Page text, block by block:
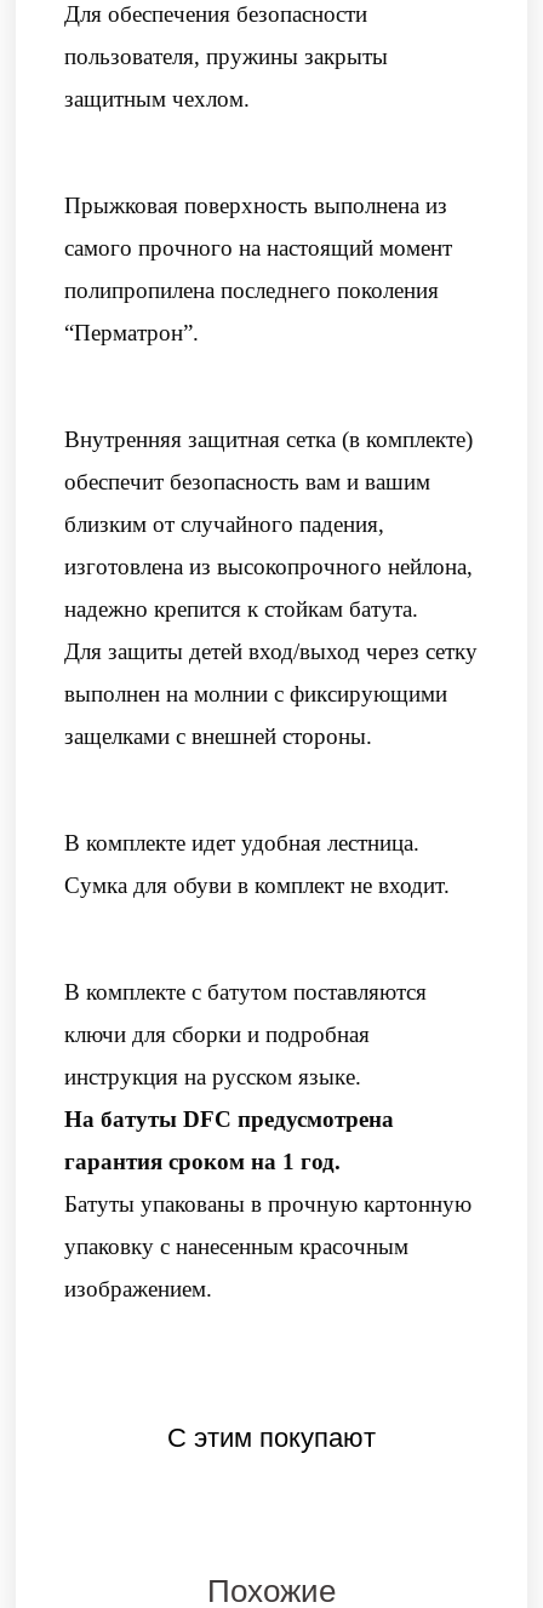
Для обеспечения безопасности
пользователя, пружины закрыты
защитным чехлом.
Прыжковая поверхность выполнена из
самого прочного на настоящий момент
полипропилена последнего поколения
“Перматрон”.
Внутренняя защитная сетка (в комплекте)
обеспечит безопасность вам и вашим
близким от случайного падения,
изготовлена из высокопрочного нейлона,
надежно крепится к стойкам батута.
Для защиты детей вход/выход через сетку
выполнен на молнии с фиксирующими
защелками с внешней стороны.
В комплекте идет удобная лестница.
Сумка для обуви в комплект не входит.
В комплекте с батутом поставляются
ключи для сборки и подробная
инструкция на русском языке.
На батуты DFC предусмотрена
гарантия сроком на 1 год.
Батуты упакованы в прочную картонную
упаковку с нанесенным красочным
изображением.
С этим покупают
Похожие